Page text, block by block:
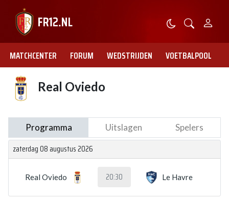
MATCHCENTER FORUM WEDSTRIJDEN VOETBALPOOL
Real Oviedo
Programma Uitslagen Spelers
zaterdag 08 augustus 2026
Real Oviedo 20:30 Le Havre